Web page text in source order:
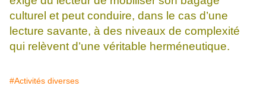
culturel et peut conduire, dans le cas d’une
lecture savante, à des niveaux de complexité
qui relèvent d’une véritable herméneutique.
#Activités diverses